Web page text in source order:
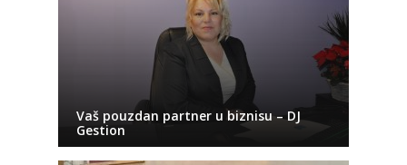
Vaš pouzdan partner u biznisu – DJ
Gestion